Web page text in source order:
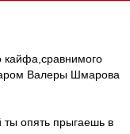
кайфа,сравнимого
Валеры Шмарова
ты опять прыгаешь в